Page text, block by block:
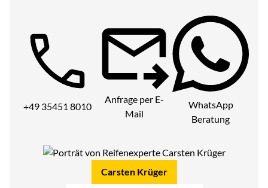
Telefon:
+49 35451 8010
Anfrage per E-
Mail
WhatsApp
Beratung
Carsten Krüger